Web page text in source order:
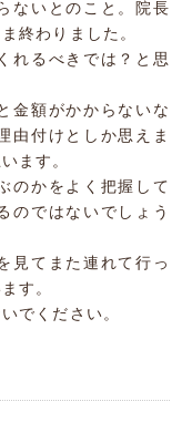
ないとのこと。院長
終わりました。
れるべきでは？と思
金額がかからないな
由付けとしか思えま
ます。
のかをよく把握して
のではないでしょう
見てまた連れて行っ
す。
でください。